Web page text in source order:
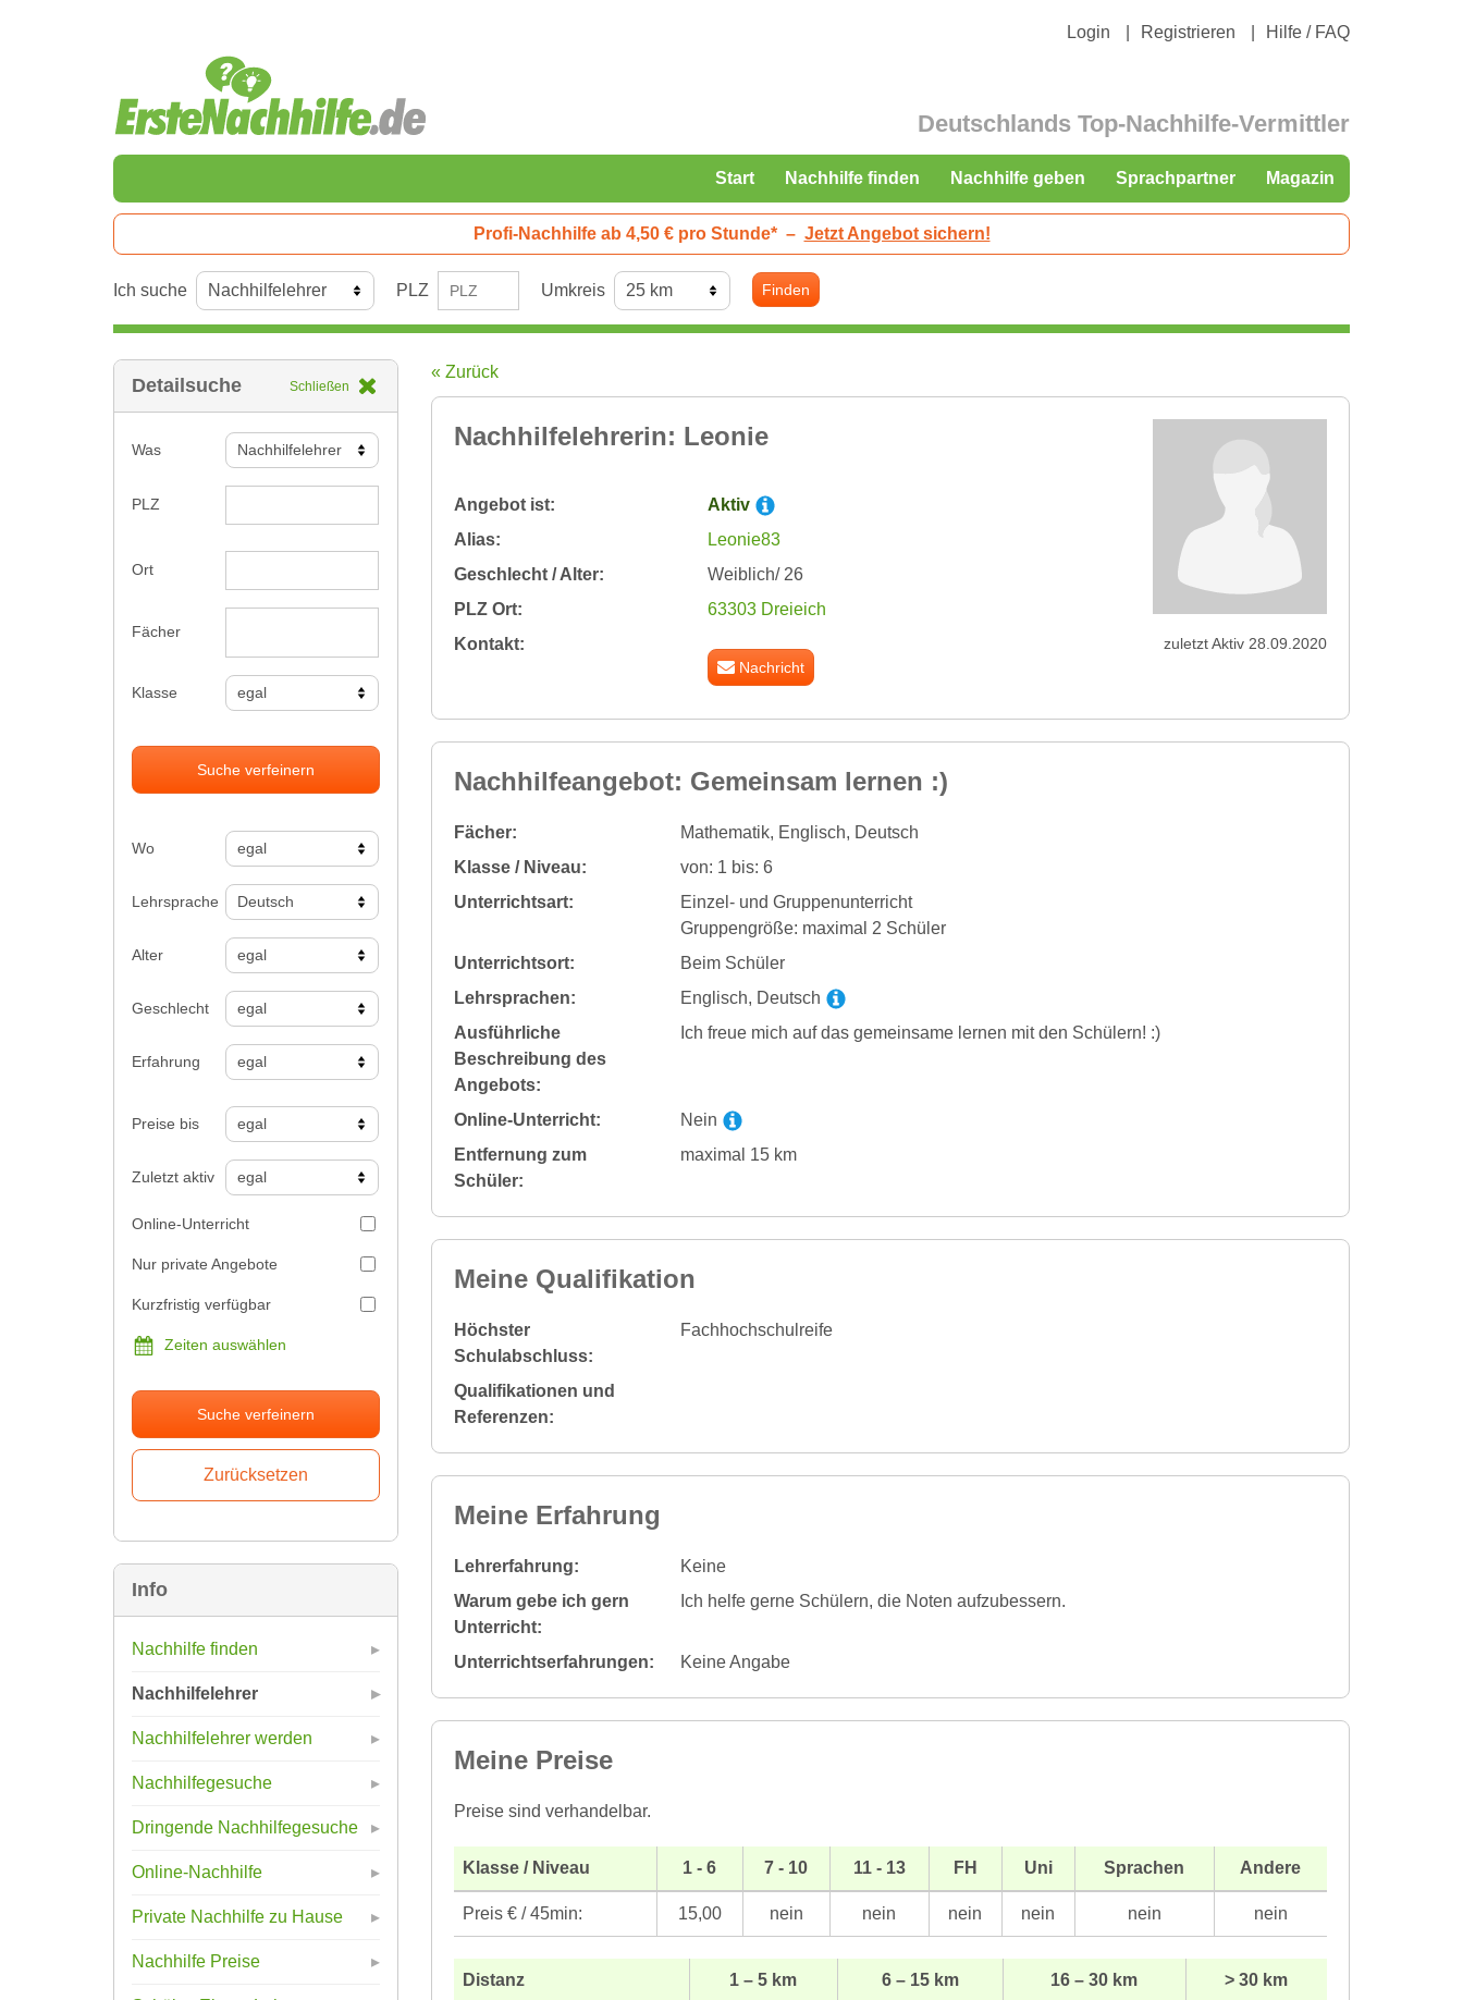
Login Registrieren Hilfe / FAQ
Deutschlands Top-Nachhilfe-Vermittler
Start Nachhilfe finden Nachhilfe geben Sprachpartner Magazin
Profi-Nachhilfe ab 4,50 € pro Stunde* – Jetzt Angebot sichern!
Ich suche PLZ Umkreis Finden
Detailsuche Schließen
Was
PLZ
Ort
Fächer
Klasse
Suche verfeinern
Wo
Lehrsprache
Alter
Geschlecht
Erfahrung
Preise bis
Zuletzt aktiv
Online-Unterricht
Nur private Angebote
Kurzfristig verfügbar
Zeiten auswählen
Suche verfeinern
Info
Nachhilfe finden
Nachhilfelehrer
Nachhilfelehrer werden
Nachhilfegesuche
Dringende Nachhilfegesuche
Online-Nachhilfe
Private Nachhilfe zu Hause
Nachhilfe Preise
« Zurück
Nachhilfelehrerin: Leonie
Angebot ist:
Aktiv
Alias:
Leonie83
Geschlecht / Alter:
Weiblich/ 26
PLZ Ort:
63303 Dreieich
Kontakt:
Nachricht
zuletzt Aktiv 28.09.2020
Nachhilfeangebot: Gemeinsam lernen :)
Fächer:
Mathematik, Englisch, Deutsch
Klasse / Niveau:
von: 1 bis: 6
Unterrichtsart:
Einzel- und Gruppenunterricht
Gruppengröße: maximal 2 Schüler
Unterrichtsort:
Beim Schüler
Lehrsprachen:
Englisch, Deutsch
Ausführliche
Beschreibung des
Angebots:
Ich freue mich auf das gemeinsame lernen mit den Schülern! :)
Online-Unterricht:
Nein
Entfernung zum
Schüler:
maximal 15 km
Meine Qualifikation
Höchster
Schulabschluss:
Fachhochschulreife
Qualifikationen und
Referenzen:
Meine Erfahrung
Lehrerfahrung:
Keine
Warum gebe ich gern
Unterricht:
Ich helfe gerne Schülern, die Noten aufzubessern.
Unterrichtserfahrungen: Keine Angabe
Meine Preise
Preise sind verhandelbar.
Klasse / Niveau 1 - 6 7 - 10 11 - 13 FH Uni Sprachen Andere
Preis € / 45min: 15,00 nein nein nein nein nein nein
Distanz 1 – 5 km 6 – 15 km 16 – 30 km > 30 km